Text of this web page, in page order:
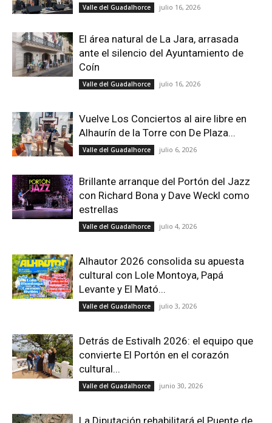
Valle del Guadalhorce julio 16, 2026
El área natural de La Jara, arrasada
ante el silencio del Ayuntamiento de
Coín
Valle del Guadalhorce julio 16, 2026
Vuelve Los Conciertos al aire libre en
Alhaurín de la Torre con De Plaza...
Valle del Guadalhorce julio 6, 2026
Brillante arranque del Portón del Jazz
con Richard Bona y Dave Weckl como
estrellas
Valle del Guadalhorce julio 4, 2026
Alhautor 2026 consolida su apuesta
cultural con Lole Montoya, Papá
Levante y El Mató...
Valle del Guadalhorce julio 3, 2026
Detrás de Estivalh 2026: el equipo que
convierte El Portón en el corazón
cultural...
Valle del Guadalhorce junio 30, 2026
La Diputación rehabilitará el Puente de